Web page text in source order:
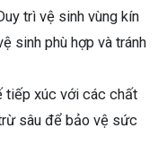
trì vệ sinh vùng kín
sinh phù hợp và tránh
tiếp xúc với các chất
sâu để bảo vệ sức